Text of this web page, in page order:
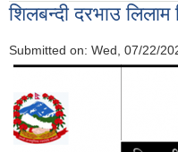
शिलबन्दी दरभाउ
Submitted on: Wed, 07/22/